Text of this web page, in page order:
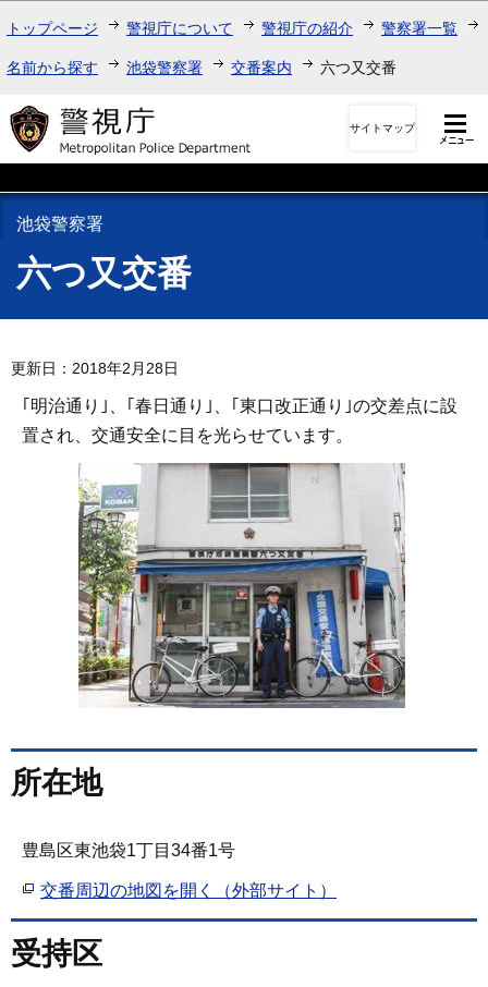
トップページ 警視庁について 警視庁の紹介 警察署一覧
名前から探す 池袋警察署 交番案内 六つ又交番
サイトマップ
池袋警察署
六つ又交番
更新日：2018年2月28日
｢明治通り｣、｢春日通り｣、｢東口改正通り｣の交差点に設
置され、交通安全に目を光らせています。
所在地
豊島区東池袋1丁目34番1号
交番周辺の地図を開く（外部サイト）
受持区